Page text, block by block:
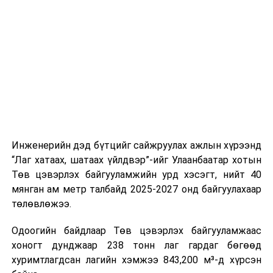
Инженерийн дэд бүтцийг сайжруулах ажлын хүрээнд
“Лаг хатаах, шатаах үйлдвэр”-ийг Улаанбаатар хотын
Төв цэвэрлэх байгууламжийн урд хэсэгт, нийт 40
мянган ам метр талбайд 2025-2027 онд байгуулахаар
төлөвлөжээ.
Одоогийн байдлаар Төв цэвэрлэх байгууламжаас
хоногт дунджаар 238 тонн лаг гардаг бөгөөд
хуримтлагдсан лагийн хэмжээ 843,200 м³-д хүрсэн